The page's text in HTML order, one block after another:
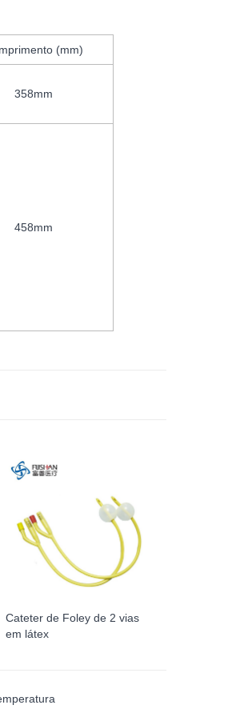
(mm)
358mm
458mm
Cateter de Foley de 2 vias
em látex